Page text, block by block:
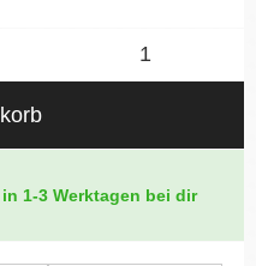
1-3 Werktagen bei dir